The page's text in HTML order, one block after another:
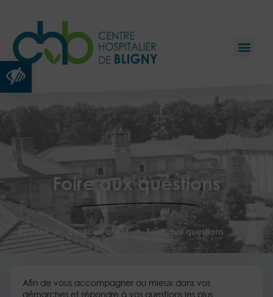
Ouvrir la barre d’outils
Foire aux questions
Accueil > Espace Patient > Foire aux questions
Afin de vous accompagner au mieux dans vos
démarches et répondre à vos questions les plus